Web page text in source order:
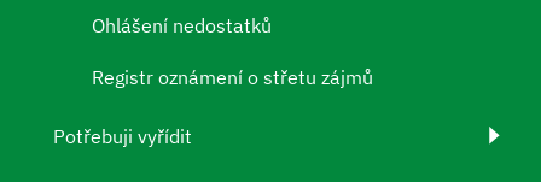
Ohlášení nedostatků
Registr oznámení o střetu zájmů
Potřebuji vyřídit